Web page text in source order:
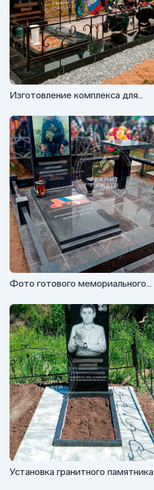
Изготовление комплекса для
Фото готового мемориального
Установка гранитного памятника